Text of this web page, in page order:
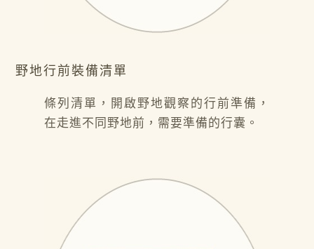
野地行前裝備清單
條列清單，開啟野地觀察的行前準備，
在走進不同野地前，需要準備的行囊。